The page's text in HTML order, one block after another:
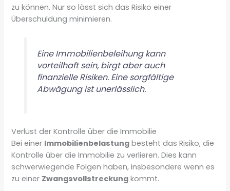
zu können. Nur so lässt sich das Risiko einer
Überschuldung minimieren.
Eine Immobilienbeleihung kann
vorteilhaft sein, birgt aber auch
finanzielle Risiken. Eine sorgfältige
Abwägung ist unerlässlich.
Verlust der Kontrolle über die Immobilie
Bei einer Immobilienbelastung besteht das Risiko, die
Kontrolle über die Immobilie zu verlieren. Dies kann
schwerwiegende Folgen haben, insbesondere wenn es
zu einer Zwangsvollstreckung kommt.